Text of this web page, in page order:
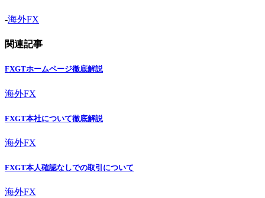
-海外FX
関連記事
FXGTホームページ徹底解説
海外FX
FXGT本社について徹底解説
海外FX
FXGT本人確認なしでの取引について
海外FX